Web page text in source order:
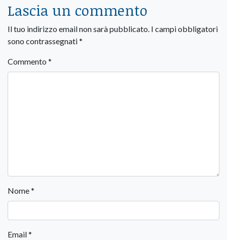
Lascia un commento
Il tuo indirizzo email non sarà pubblicato. I campi obbligatori
sono contrassegnati*
Commento *
Nome*
Email*